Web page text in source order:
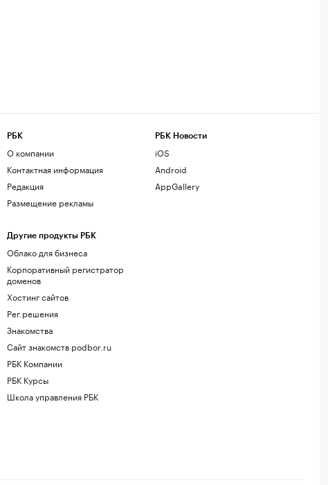
РБК
О компании
Контактная информация
Редакция
Размещение рекламы
Другие продукты РБК
Облако для бизнеса
Корпоративный регистратор
доменов
Хостинг сайтов
Рег.решения
Знакомства
Сайт знакомств podbor.ru
РБК Компании
РБК Курсы
Школа управления РБК
РБК Новости
iOS
Android
AppGallery